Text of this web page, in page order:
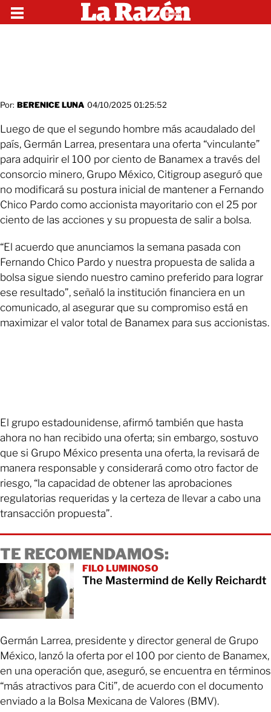
Por: BERENICE LUNA 04/10/2025 01:25:52
Luego de que el segundo hombre más acaudalado del
país, Germán Larrea, presentara una oferta “vinculante”
para adquirir el 100 por ciento de Banamex a través del
consorcio minero, Grupo México, Citigroup aseguró que
no modificará su postura inicial de mantener a Fernando
Chico Pardo como accionista mayoritario con el 25 por
ciento de las acciones y su propuesta de salir a bolsa.
“El acuerdo que anunciamos la semana pasada con
Fernando Chico Pardo y nuestra propuesta de salida a
bolsa sigue siendo nuestro camino preferido para lograr
ese resultado”, señaló la institución financiera en un
comunicado, al asegurar que su compromiso está en
maximizar el valor total de Banamex para sus accionistas.
El grupo estadounidense, afirmó también que hasta
ahora no han recibido una oferta; sin embargo, sostuvo
que si Grupo México presenta una oferta, la revisará de
manera responsable y considerará como otro factor de
riesgo, “la capacidad de obtener las aprobaciones
regulatorias requeridas y la certeza de llevar a cabo una
transacción propuesta”.
TE RECOMENDAMOS:
FILO LUMINOSO
The Mastermind de Kelly Reichardt
Germán Larrea, presidente y director general de Grupo
México, lanzó la oferta por el 100 por ciento de Banamex,
en una operación que, aseguró, se encuentra en términos
“más atractivos para Citi”, de acuerdo con el documento
enviado a la Bolsa Mexicana de Valores (BMV).